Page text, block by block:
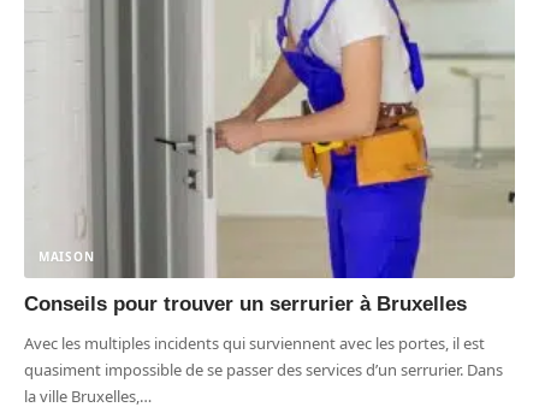
MAISON
Conseils pour trouver un serrurier à Bruxelles
Avec les multiples incidents qui surviennent avec les portes, il est
quasiment impossible de se passer des services d’un serrurier. Dans
la ville Bruxelles,…